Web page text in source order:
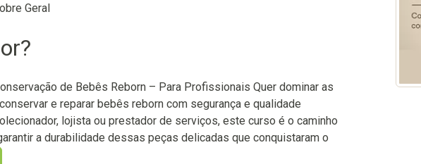
Geral
de Bebês Reborn – Para Profissionais Quer dominar as
e reparar bebês reborn com segurança e qualidade
lojista ou prestador de serviços, este curso é o caminho
a durabilidade dessas peças delicadas que conquistaram o